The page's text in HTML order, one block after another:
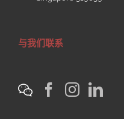
与我们联系